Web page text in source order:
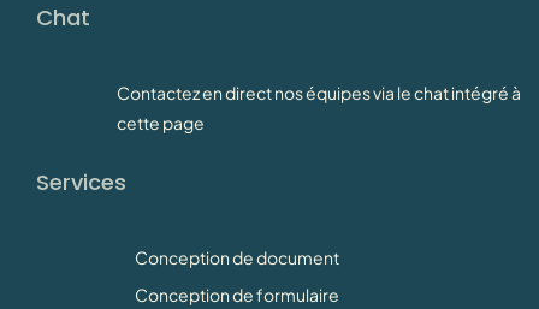
Chat
Contactez en direct nos équipes via le chat intégré à
cette page
Services
Conception de document
Conception de formulaire